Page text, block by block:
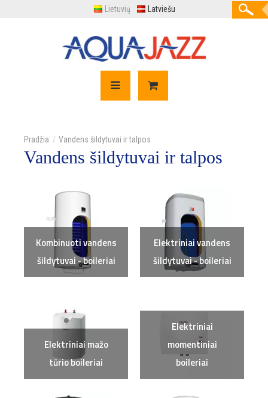
Lietuvių Latviešu
Vandens šildytuvai ir talpos
Vandens šildytuvai ir talpos
Kombinuoti vandens
šildytuvai - boileriai
Elektriniai vandens
šildytuvai - boileriai
Elektriniai mažo
tūrio boileriai
Elektriniai
momentiniai
boileriai